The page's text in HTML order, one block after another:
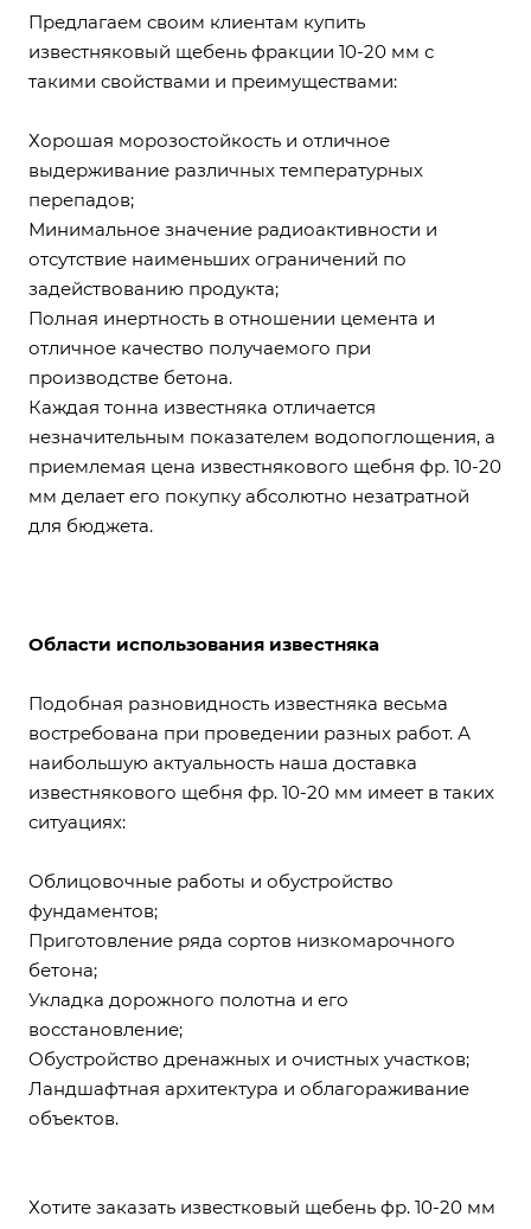
Предлагаем своим клиентам купить
известняковый щебень фракции 10-20 мм с
такими свойствами и преимуществами:
Хорошая морозостойкость и отличное
выдерживание различных температурных
перепадов;
Минимальное значение радиоактивности и
отсутствие наименьших ограничений по
задействованию продукта;
Полная инертность в отношении цемента и
отличное качество получаемого при
производстве бетона.
Каждая тонна известняка отличается
незначительным показателем водопоглощения, а
приемлемая цена известнякового щебня фр. 10-20
мм делает его покупку абсолютно незатратной
для бюджета.
Области использования известняка
Подобная разновидность известняка весьма
востребована при проведении разных работ. А
наибольшую актуальность наша доставка
известнякового щебня фр. 10-20 мм имеет в таких
ситуациях:
Облицовочные работы и обустройство
фундаментов;
Приготовление ряда сортов низкомарочного
бетона;
Укладка дорожного полотна и его
восстановление;
Обустройство дренажных и очистных участков;
Ландшафтная архитектура и облагораживание
объектов.
Хотите заказать известковый щебень фр. 10-20 мм